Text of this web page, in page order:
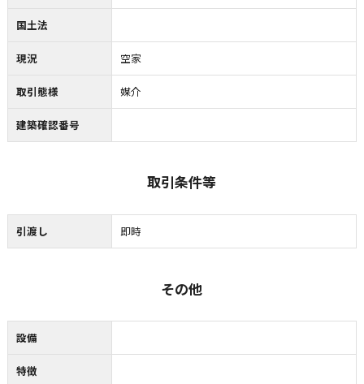
国土法
現況 空家
取引態様 媒介
建築確認番号
取引条件等
引渡し 即時
その他
設備
特徴